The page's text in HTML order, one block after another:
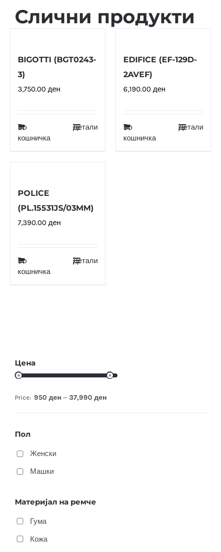
Слични продукти
BIGOTTI (BGT0243-
3)
3,750.00 ден
Во
кошничка
Детали
EDIFICE (EF-129D-
2AVEF)
6,190.00 ден
Во
кошничка
Детали
POLICE
(PL.15531JS/03MM)
7,390.00 ден
Во
кошничка
Детали
Цена
Price: 950 ден — 37,990 ден
Пол
Женски
Машки
Материјал на ремче
Гума
Кожа